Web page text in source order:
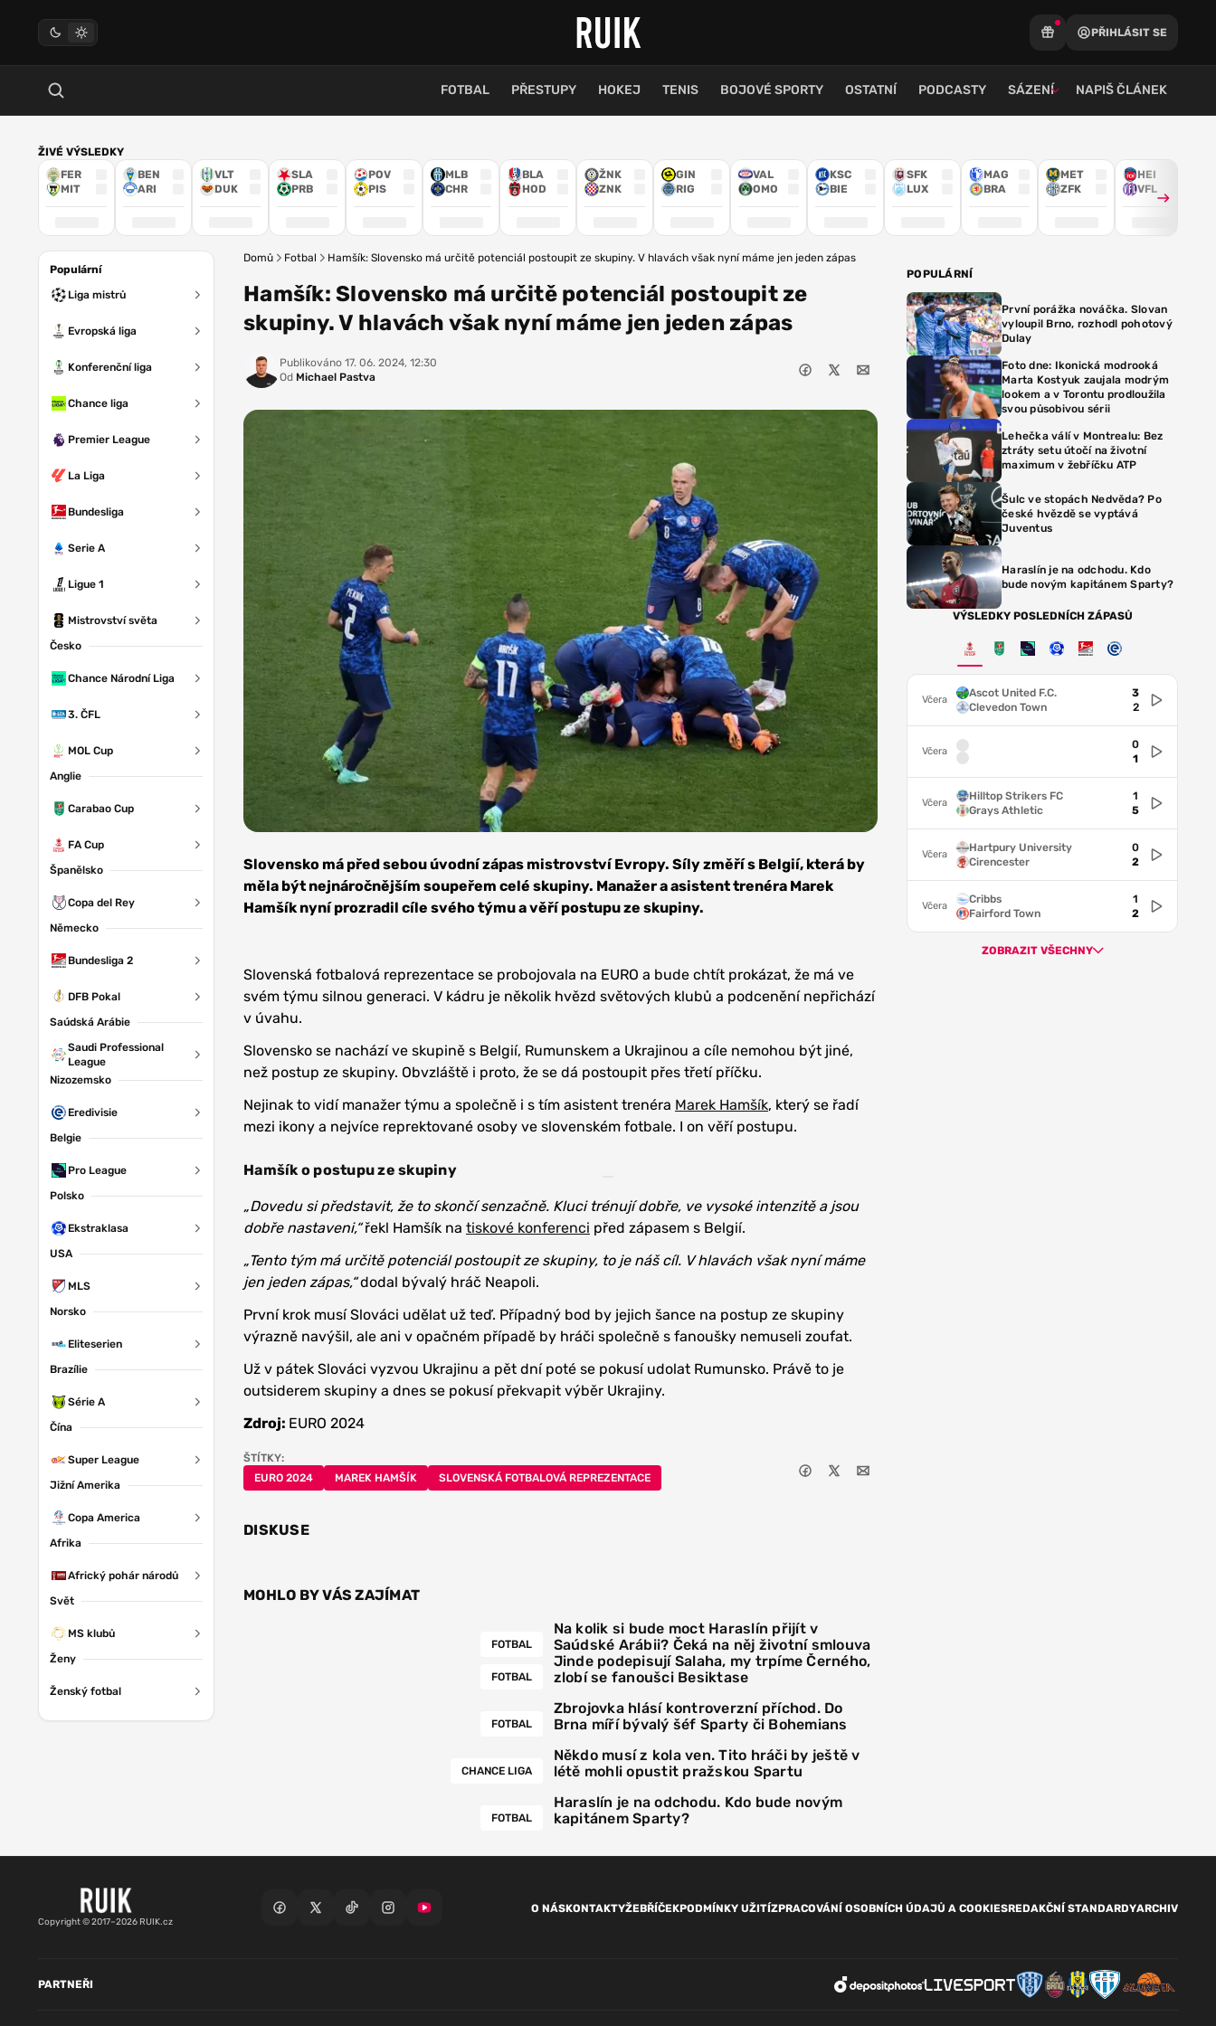
PŘIHLÁSIT SE
FOTBAL PŘESTUPY HOKEJ TENIS BOJOVÉ SPORTY OSTATNÍ PODCASTY SÁZENÍ NAPIŠ ČLÁNEK
ŽIVÉ VÝSLEDKY
FER
MIT
BEN
ARI
VLT
DUK
SLA
PRB
POV
PIS
MLB
CHR
BLA
HOD
ŽNK
ZNK
GIN
RIG
VAL
OMO
KSC
BIE
SFK
LUX
MAG
BRA
MET
ZFK
HEI
VFL
Populární
Liga mistrů
Evropská liga
Konferenční liga
Chance liga
Premier League
La Liga
Bundesliga
Serie A
Ligue 1
Mistrovství světa
Česko
Chance Národní Liga
3. ČFL
MOL Cup
Anglie
Carabao Cup
FA Cup
Španělsko
Copa del Rey
Německo
Bundesliga 2
DFB Pokal
Saúdská Arábie
Saudi Professional
League
Nizozemsko
Eredivisie
Belgie
Pro League
Polsko
Ekstraklasa
USA
MLS
Norsko
Eliteserien
Brazílie
Série A
Čína
Super League
Jižní Amerika
Copa America
Afrika
Africký pohár národů
Svět
MS klubů
Ženy
Ženský fotbal
Domů Fotbal Hamšík: Slovensko má určitě potenciál postoupit ze skupiny. V hlavách však nyní máme jen jeden zápas
Hamšík: Slovensko má určitě potenciál postoupit ze
skupiny. V hlavách však nyní máme jen jeden zápas
Publikováno 17. 06. 2024, 12:30
Od Michael Pastva
FC Köln
Slovensko má před sebou úvodní zápas mistrovství Evropy. Síly změří s Belgií, která by
měla být nejnáročnějším soupeřem celé skupiny. Manažer a asistent trenéra Marek
Hamšík nyní prozradil cíle svého týmu a věří postupu ze skupiny.
Slovenská fotbalová reprezentace se probojovala na EURO a bude chtít prokázat, že má ve
svém týmu silnou generaci. V kádru je několik hvězd světových klubů a podcenění nepřichází
v úvahu.
Slovensko se nachází ve skupině s Belgií, Rumunskem a Ukrajinou a cíle nemohou být jiné,
než postup ze skupiny. Obvzláště i proto, že se dá postoupit přes třetí příčku.
Nejinak to vidí manažer týmu a společně i s tím asistent trenéra Marek Hamšík, který se řadí
mezi ikony a nejvíce reprektované osoby ve slovenském fotbale. I on věří postupu.
Hamšík o postupu ze skupiny
„Dovedu si představit, že to skončí senzačně. Kluci trénují dobře, ve vysoké intenzitě a jsou
dobře nastaveni,“řekl Hamšík na tiskové konferenci před zápasem s Belgií.
„Tento tým má určitě potenciál postoupit ze skupiny, to je náš cíl. V hlavách však nyní máme
jen jeden zápas,“dodal bývalý hráč Neapoli.
První krok musí Slováci udělat už teď. Případný bod by jejich šance na postup ze skupiny
výrazně navýšil, ale ani v opačném případě by hráči společně s fanoušky nemuseli zoufat.
Už v pátek Slováci vyzvou Ukrajinu a pět dní poté se pokusí udolat Rumunsko. Právě to je
outsiderem skupiny a dnes se pokusí překvapit výběr Ukrajiny.
Zdroj: EURO 2024
ŠTÍTKY:
EURO 2024
MAREK HAMŠÍK SLOVENSKÁ FOTBALOVÁ REPREZENTACE
DISKUSE
MOHLO BY VÁS ZAJÍMAT
FOTBAL
Na kolik si bude moct Haraslín přijít v
Saúdské Arábii? Čeká na něj životní smlouva
FOTBAL
Jinde podepisují Salaha, my trpíme Černého,
zlobí se fanoušci Besiktase
FOTBAL
Zbrojovka hlásí kontroverzní příchod. Do
Brna míří bývalý šéf Sparty či Bohemians
CHANCE LIGA
Někdo musí z kola ven. Tito hráči by ještě v
létě mohli opustit pražskou Spartu
FOTBAL
Haraslín je na odchodu. Kdo bude novým
kapitánem Sparty?
POPULÁRNÍ
První porážka nováčka. Slovan
vyloupil Brno, rozhodl pohotový
Dulay
Foto dne: Ikonická modrooká
Marta Kostyuk zaujala modrým
lookem a v Torontu prodloužila
svou působivou sérii
Lehečka válí v Montrealu: Bez
ztráty setu útočí na životní
maximum v žebříčku ATP
Šulc ve stopách Nedvěda? Po
české hvězdě se vyptává
Juventus
Haraslín je na odchodu. Kdo
bude novým kapitánem Sparty?
VÝSLEDKY POSLEDNÍCH ZÁPASŮ
Včera
Ascot United F.C.
Clevedon Town
3
2
Včera
0
1
Včera
Hilltop Strikers FC
Grays Athletic
1
5
Včera
Hartpury University
Cirencester
0
2
Včera
Cribbs
Fairford Town
1
2
ZOBRAZIT VŠECHNY
Copyright © 2017–2026 RUIK.cz
O NÁSKONTAKTYŽEBŘÍČEKPODMÍNKY UŽITÍZPRACOVÁNÍ OSOBNÍCH ÚDAJŮ A COOKIESREDAKČNÍ STANDARDYARCHIV
PARTNEŘI